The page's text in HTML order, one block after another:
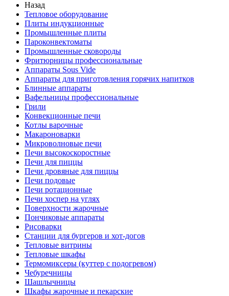
Назад
Тепловое оборудование
Плиты индукционные
Промышленные плиты
Пароконвектоматы
Промышленные сковороды
Фритюрницы профессиональные
Аппараты Sous Vide
Аппараты для приготовления горячих напитков
Блинные аппараты
Вафельницы профессиональные
Грили
Конвекционные печи
Котлы варочные
Макароноварки
Микроволновые печи
Печи высокоскоростные
Печи для пиццы
Печи дровяные для пиццы
Печи подовые
Печи ротационные
Печи хоспер на углях
Поверхности жарочные
Пончиковые аппараты
Рисоварки
Станции для бургеров и хот-догов
Тепловые витрины
Тепловые шкафы
Термомиксеры (куттер с подогревом)
Чебуречницы
Шашлычницы
Шкафы жарочные и пекарские